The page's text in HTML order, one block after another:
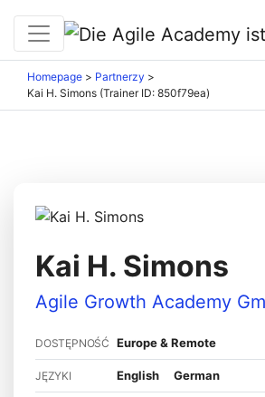
Homepage > Partnerzy >
Kai H. Simons (Trainer ID: 850f79ea)
Kai H. Simons
Agile Growth Academy
DOSTĘPNOŚĆ Europe & Remote
JĘZYKI English German